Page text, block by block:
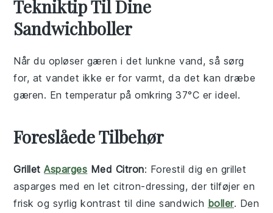
Tekniktip Til Dine
Sandwichboller
Når du opløser gæren i det lunkne vand, så sørg
for, at vandet ikke er for varmt, da det kan dræbe
gæren. En temperatur på omkring 37°C er ideel.
Foreslåede Tilbehør
GrilletAsparges Med Citron: Forestil dig en grillet
asparges med en letcitron-dressing, der tilføjer en
frisk og syrlig kontrast til dinesandwich boller. Den